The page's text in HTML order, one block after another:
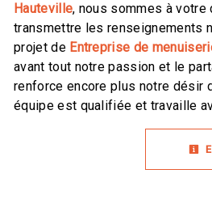
Hauteville, nous sommes à
transmettre les renseignements
projet de Entreprise de
avant tout notre passion et le
renforce encore plus notre désir
équipe est qualifiée et travaille